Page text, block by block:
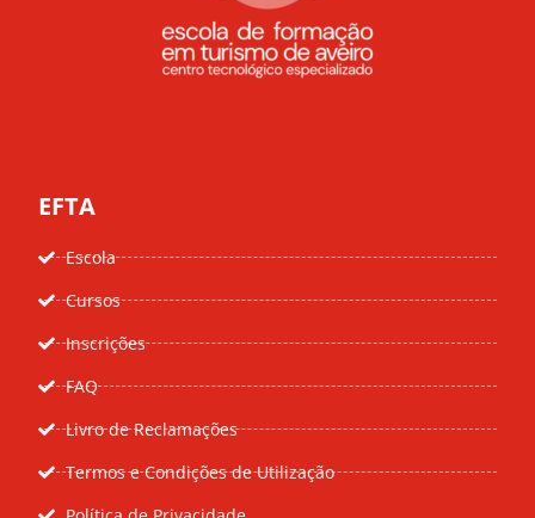
EFTA
Escola
Cursos
Inscrições
FAQ
Livro de Reclamações
Termos e Condições de Utilização